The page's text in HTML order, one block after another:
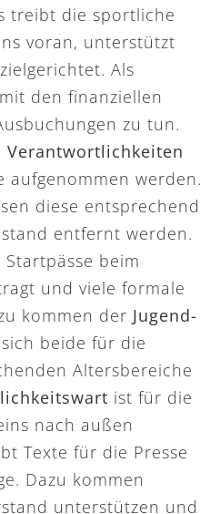
treibt die sportliche
voran, unterstützt
Als
den finanziellen
zu tun.
Verantwortlichkeiten
aufgenommen werden.
diese entsprechend
entfernt werden.
beim
und viele formale
kommen der Jugend-
beide für die
Altersbereiche
ist für die
nach außen
Texte für die Presse
Dazu kommen
unterstützen und